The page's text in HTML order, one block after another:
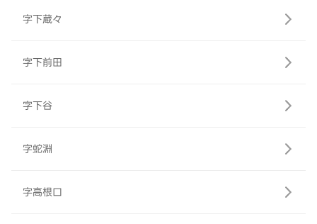
字下蔵々
字下前田
字下谷
字蛇淵
字高根口